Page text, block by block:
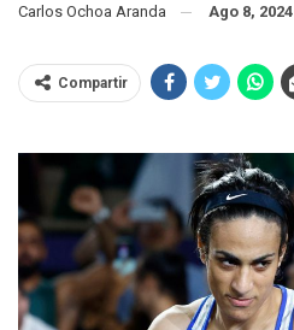
Carlos Ochoa Aranda Ago 8, 2024
Compartir